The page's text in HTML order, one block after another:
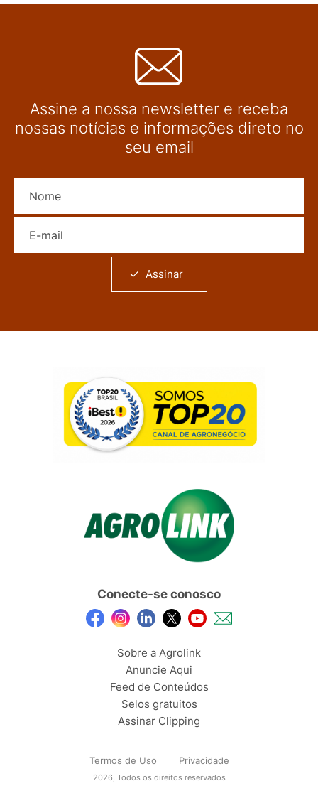
Assine a nossa newsletter e receba
nossas notícias e informações direto no
seu email
Assinar
Conecte-se conosco
Sobre a Agrolink
Anuncie Aqui
Feed de Conteúdos
Selos gratuitos
Assinar Clipping
Termos de Uso Privacidade
2026, Todos os direitos reservados